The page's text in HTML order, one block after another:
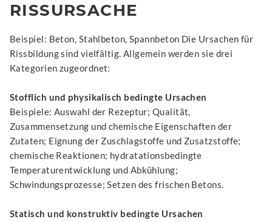
RISSURSACHE
Beispiel: Beton, Stahlbeton, Spannbeton Die Ursachen für
Rissbildung sind vielfältig. Allgemein werden sie drei
Kategorien zugeordnet:
Stofflich und physikalisch bedingte Ursachen
Beispiele: Auswahl der Rezeptur; Qualität,
Zusammensetzung und chemische Eigenschaften der
Zutaten; Eignung der Zuschlagstoffe und Zusatzstoffe;
chemische Reaktionen; hydratationsbedingte
Temperaturentwicklung und Abkühlung;
Schwindungsprozesse; Setzen des frischen Betons.
Statisch und konstruktiv bedingte Ursachen